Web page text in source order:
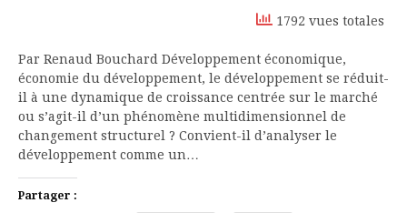
1792 vues totales
Par Renaud Bouchard Développement économique,
économie du développement, le développement se réduit-
il à une dynamique de croissance centrée sur le marché
ou s’agit-il d’un phénomène multidimensionnel de
changement structurel ? Convient-il d’analyser le
développement comme un…
Partager :